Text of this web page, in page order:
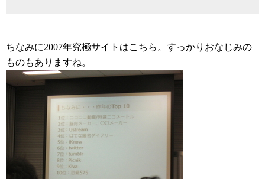
ちなみに2007年究極サイトはこちら。すっかりおなじみの
ものもありますね。